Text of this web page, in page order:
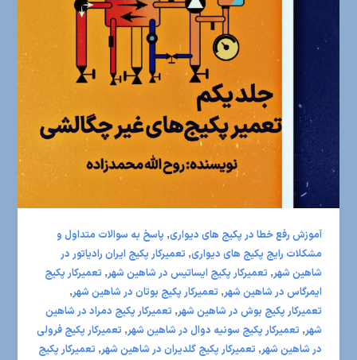
آموزش رفع خطا در پکیج های دیواری, پاسخ به سوالات متداول و
مشکلات رایج پکیج های دیواری, تعمیرکار پکیج ایران رادیاتور در
شاهین شهر, تعمیرکار پکیج ایساتیس در شاهین شهر, تعمیرکار پکیج
ایمرگاس در شاهین شهر, تعمیرکار پکیج بوتان در شاهین شهر,
تعمیرکار پکیج بوش در شاهین شهر, تعمیرکار پکیج دمراد در شاهین
شهر, تعمیرکار پکیج سونیه دوال در شاهین شهر, تعمیرکار پکیج فرولی
در شاهین شهر, تعمیرکار پکیج گلدیران در شاهین شهر, تعمیرکار پکیج